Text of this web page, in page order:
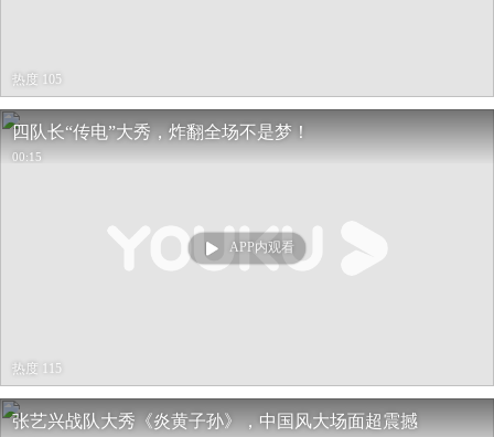
热度 105
四队长“传电”大秀，炸翻全场不是梦！
00:15
APP内观看
热度 115
张艺兴战队大秀《炎黄子孙》，中国风大场面超震撼